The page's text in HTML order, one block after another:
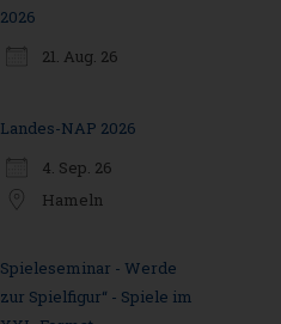
2026
21. Aug. 26
Landes-NAP 2026
4. Sep. 26
Hameln
Spieleseminar - Werde
zur Spielfigur“ - Spiele im